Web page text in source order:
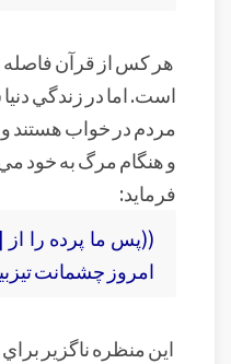
هر کس از قرآن فاصله
است. اما در زندگي
مردم در خواب هستند و
و هنگام مرگ به خود
فرمايد:
((پس ما پرده را از
امروز چشمانت
اين منظره ناگزير